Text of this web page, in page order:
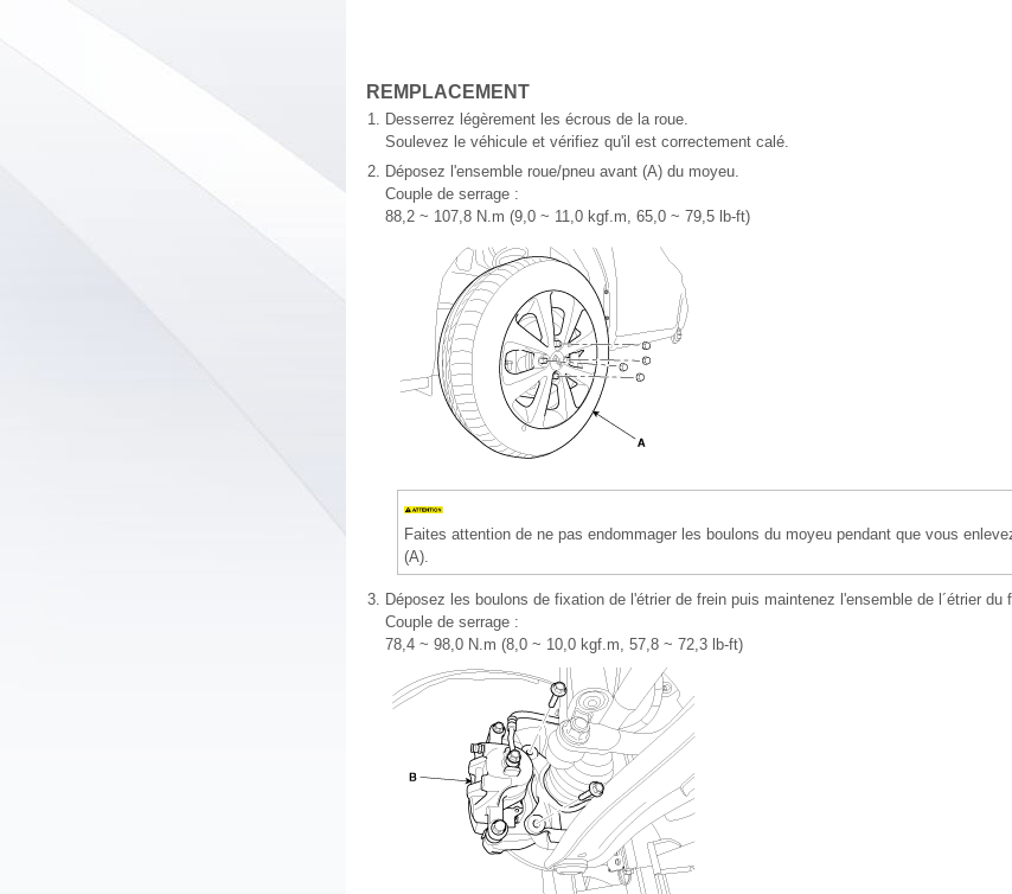
REMPLACEMENT
1. Desserrez légèrement les écrous de la roue.
Soulevez le véhicule et vérifiez qu'il est correctement calé.
2. Déposez l'ensemble roue/pneu avant (A) du moyeu.
Couple de serrage :
88,2 ~ 107,8 N.m (9,0 ~ 11,0 kgf.m, 65,0 ~ 79,5 lb-ft)
Faites attention de ne pas endommager les boulons du moyeu pendant que vous
(A).
3. Déposez les boulons de fixation de l'étrier de frein puis maintenez l'ensemble de l´étrier du
Couple de serrage :
78,4 ~ 98,0 N.m (8,0 ~ 10,0 kgf.m, 57,8 ~ 72,3 lb-ft)